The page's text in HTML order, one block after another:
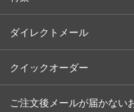
ダイレクトメール
クイックオーダー
ご注文後メールが届かない